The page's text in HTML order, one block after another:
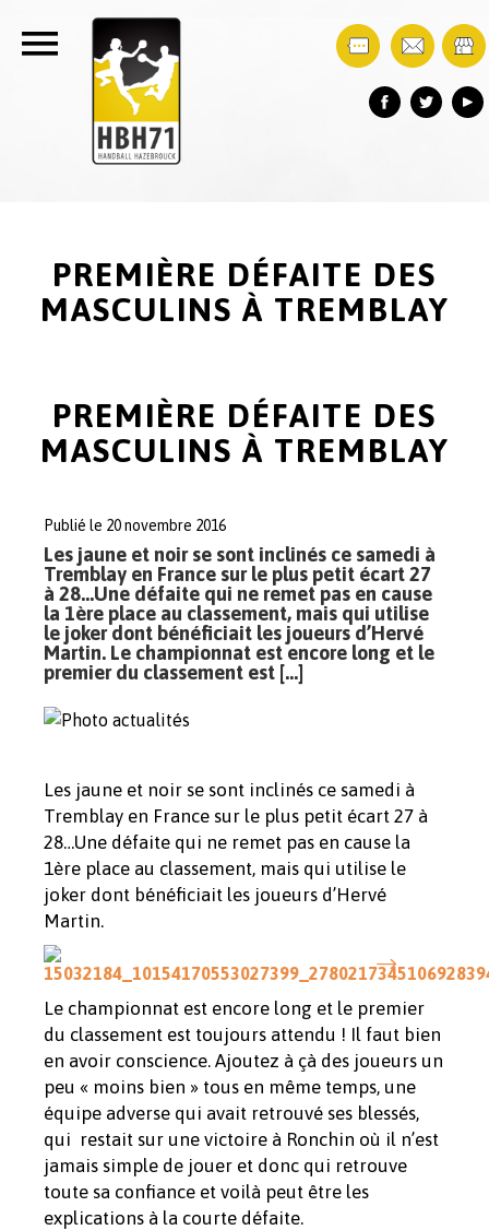
PREMIÈRE DÉFAITE DES
MASCULINS À TREMBLAY
PREMIÈRE DÉFAITE DES
MASCULINS À TREMBLAY
Publié le 20 novembre 2016
Les jaune et noir se sont inclinés ce samedi à
Tremblay en France sur le plus petit écart 27
à 28…Une défaite qui ne remet pas en cause
la 1ère place au classement, mais qui utilise
le joker dont bénéficiait les joueurs d’Hervé
Martin. Le championnat est encore long et le
premier du classement est […]
Les jaune et noir se sont inclinés ce samedi à
Tremblay en France sur le plus petit écart 27 à
28…Une défaite qui ne remet pas en cause la
1ère place au classement, mais qui utilise le
joker dont bénéficiait les joueurs d’Hervé
Martin.
Le championnat est encore long et le premier
du classement est toujours attendu ! Il faut bien
en avoir conscience. Ajoutez à çà des joueurs un
peu « moins bien » tous en même temps, une
équipe adverse qui avait retrouvé ses blessés,
qui restait sur une victoire à Ronchin où il n’est
jamais simple de jouer et donc qui retrouve
toute sa confiance et voilà peut être les
explications à la courte défaite.